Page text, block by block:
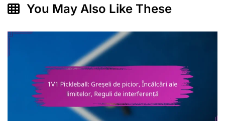
You May Also Like These